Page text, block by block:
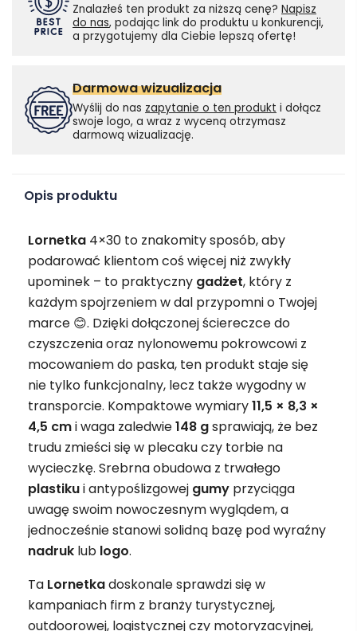
Znalazłeś ten produkt za niższą cenę? Napisz
do nas, podając link do produktu u konkurencji,
a przygotujemy dla Ciebie lepszą ofertę!
Darmowa wizualizacja
Wyślij do nas zapytanie o ten produkt i dołącz
swoje logo, a wraz z wyceną otrzymasz
darmową wizualizację.
Opis produktu
Lornetka 4×30 to znakomity sposób, aby
podarować klientom coś więcej niż zwykły
upominek – to praktyczny gadżet, który z
każdym spojrzeniem w dal przypomni o Twojej
marce 😊. Dzięki dołączonej ściereczce do
czyszczenia oraz nylonowemu pokrowcowi z
mocowaniem do paska, ten produkt staje się
nie tylko funkcjonalny, lecz także wygodny w
transporcie. Kompaktowe wymiary11,5 × 8,3 ×
4,5 cmi waga zaledwie148 gsprawiają, że bez
trudu zmieści się w plecaku czy torbie na
wycieczkę. Srebrna obudowa z trwałego
plastikui antypoślizgowej gumy przyciąga
uwagę swoim nowoczesnym wyglądem, a
jednocześnie stanowi solidną bazę pod wyraźny
nadruk lub logo.
Ta Lornetkadoskonale sprawdzi się w
kampaniach firm z branży turystycznej,
outdoorowej, logistycznej czy motoryzacyjnej,